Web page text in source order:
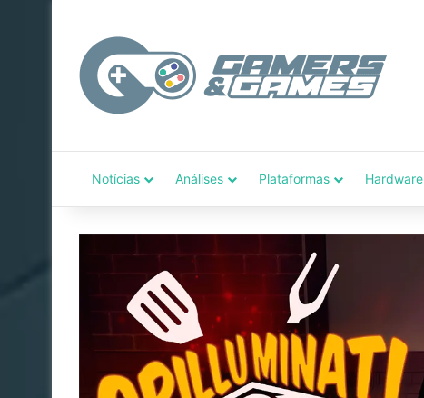
Notícias Análises Plataformas Hardware